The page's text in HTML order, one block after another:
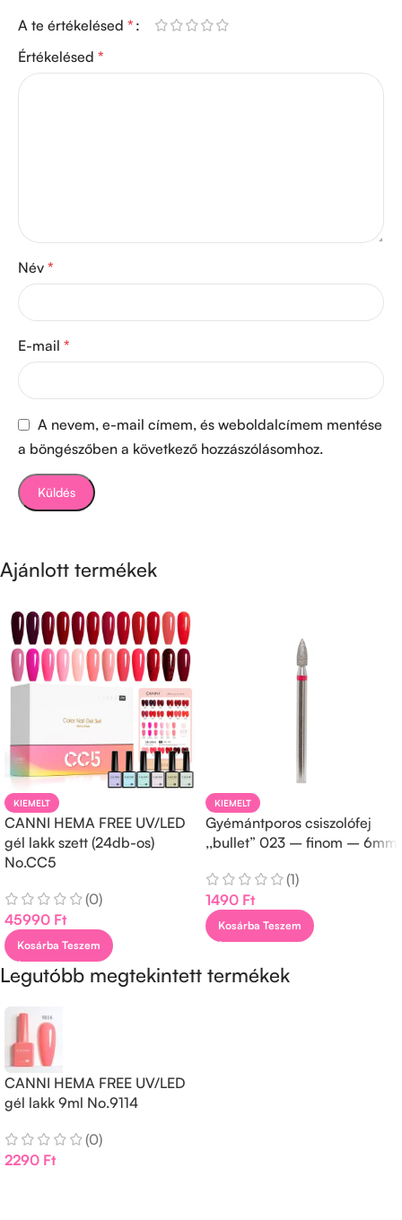
A te értékelésed *
Értékelésed *
Név *
E-mail *
A nevem, e-mail címem, és weboldalcímem mentése
a böngészőben a következő hozzászólásomhoz.
Ajánlott termékek
KIEMELT
CANNI HEMA FREE UV/LED
gél lakk szett (24db-os)
No.CC5
(0)
45990 Ft
Kosárba Teszem
KIEMELT
Gyémántporos csiszolófej
,,bullet” 023 – finom – 6mm
(1)
1490 Ft
Kosárba Teszem
Legutóbb megtekintett termékek
CANNI HEMA FREE UV/LED
gél lakk 9ml No.9114
(0)
2290 Ft